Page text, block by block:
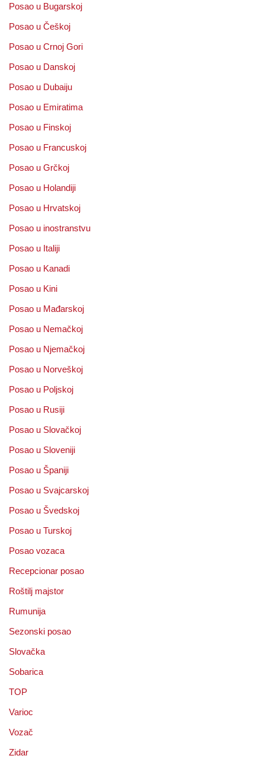
Posao u Bugarskoj
Posao u Češkoj
Posao u Crnoj Gori
Posao u Danskoj
Posao u Dubaiju
Posao u Emiratima
Posao u Finskoj
Posao u Francuskoj
Posao u Grčkoj
Posao u Holandiji
Posao u Hrvatskoj
Posao u inostranstvu
Posao u Italiji
Posao u Kanadi
Posao u Kini
Posao u Mađarskoj
Posao u Nemačkoj
Posao u Njemačkoj
Posao u Norveškoj
Posao u Poljskoj
Posao u Rusiji
Posao u Slovačkoj
Posao u Sloveniji
Posao u Španiji
Posao u Svajcarskoj
Posao u Švedskoj
Posao u Turskoj
Posao vozaca
Recepcionar posao
Roštilj majstor
Rumunija
Sezonski posao
Slovačka
Sobarica
TOP
Varioc
Vozač
Zidar